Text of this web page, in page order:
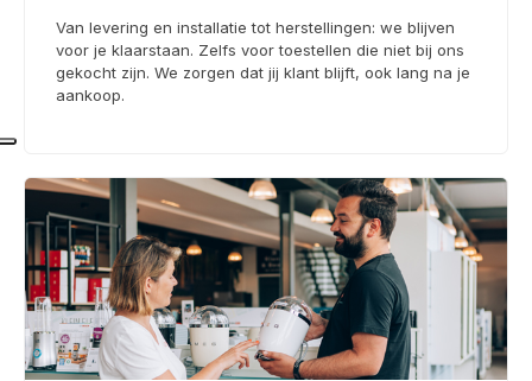
Van levering en installatie tot herstellingen: we blijven
voor je klaarstaan. Zelfs voor toestellen die niet bij ons
gekocht zijn. We zorgen dat jij klant blijft, ook lang na je
aankoop.